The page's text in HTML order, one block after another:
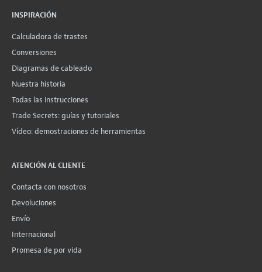
INSPIRACIÓN
Calculadora de trastes
Conversiones
Diagramas de cableado
Nuestra historia
Todas las instrucciones
Trade Secrets: guías y tutoriales
Vídeo: demostraciones de herramientas
ATENCIÓN AL CLIENTE
Contacta con nosotros
Devoluciones
Envío
Internacional
Promesa de por vida